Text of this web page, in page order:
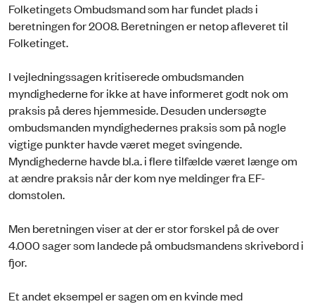
Folketingets Ombudsmand som har fundet plads i
beretningen for 2008. Beretningen er netop afleveret til
Folketinget.
I vejledningssagen kritiserede ombudsmanden
myndighederne for ikke at have informeret godt nok om
praksis på deres hjemmeside. Desuden undersøgte
ombudsmanden myndighedernes praksis som på nogle
vigtige punkter havde været meget svingende.
Myndighederne havde bl.a. i flere tilfælde været længe om
at ændre praksis når der kom nye meldinger fra EF-
domstolen.
Men beretningen viser at der er stor forskel på de over
4.000 sager som landede på ombudsmandens skrivebord i
fjor.
Et andet eksempel er sagen om en kvinde med